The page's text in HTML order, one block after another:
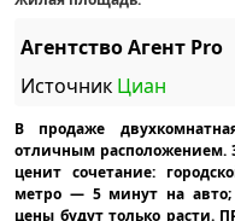
Агентство Агент Pro
Источник Циан
В продаже
отличным расположением.
ценит сочетание:
метро — 5 минут на авто;
цены будут только расти.